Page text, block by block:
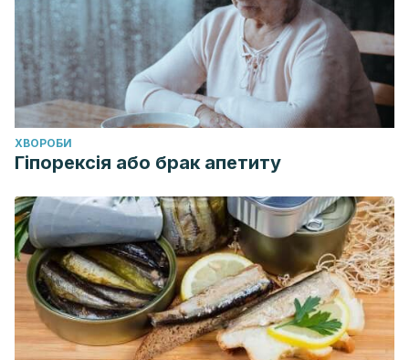
ХВОРОБИ
Гіпорексія або брак апетиту